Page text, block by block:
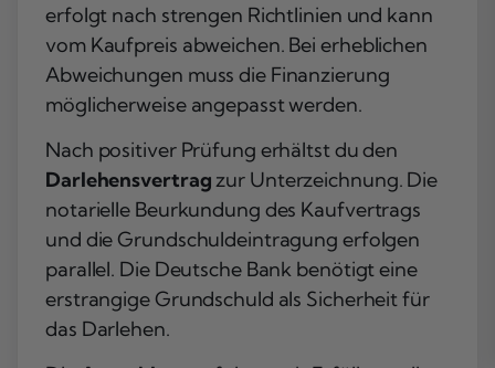
erfolgt nach strengen Richtlinien und kann
vom Kaufpreis abweichen. Bei erheblichen
Abweichungen muss die Finanzierung
möglicherweise angepasst werden.
Nach positiver Prüfung erhältst du den
Darlehensvertragzur Unterzeichnung. Die
notarielle Beurkundung des Kaufvertrags
und die Grundschuldeintragung erfolgen
parallel. Die Deutsche Bank benötigt eine
erstrangige Grundschuld als Sicherheit für
das Darlehen.